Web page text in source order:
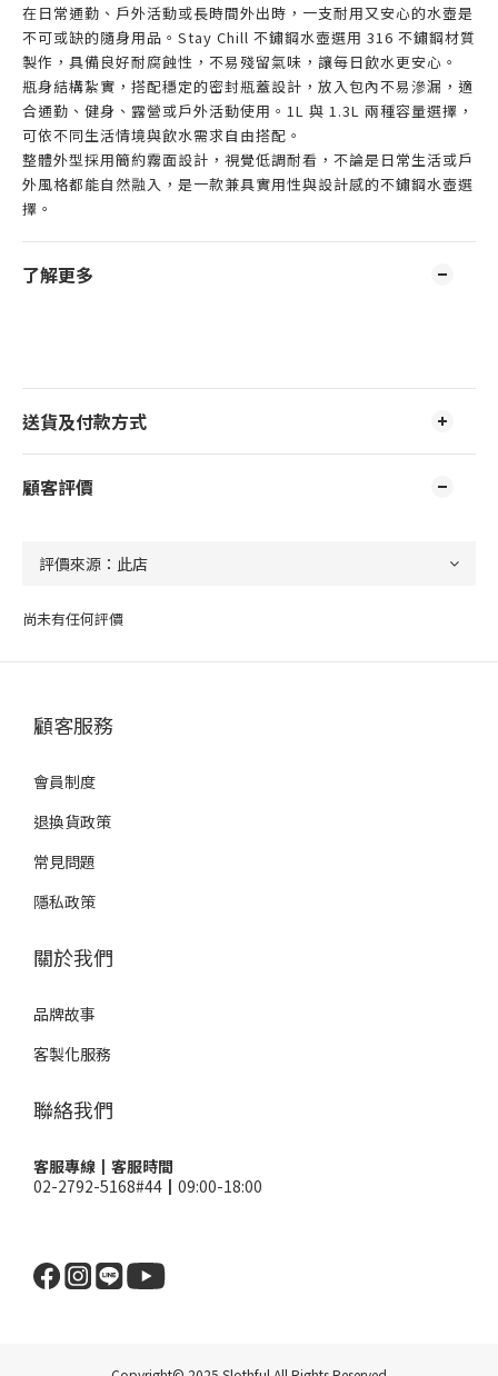
在日常通勤、戶外活動或長時間外出時，一支耐用又安心的水壺是
不可或缺的隨身用品。Stay Chill 不鏽鋼水壺選用 316 不鏽鋼材質
製作，具備良好耐腐蝕性，不易殘留氣味，讓每日飲水更安心。
瓶身結構紮實，搭配穩定的密封瓶蓋設計，放入包內不易滲漏，適
合通勤、健身、露營或戶外活動使用。1L 與 1.3L 兩種容量選擇，
可依不同生活情境與飲水需求自由搭配。
整體外型採用簡約霧面設計，視覺低調耐看，不論是日常生活或戶
外風格都能自然融入，是一款兼具實用性與設計感的不鏽鋼水壺選
擇。
了解更多
送貨及付款方式
顧客評價
尚未有任何評價
顧客服務
會員制度
退換貨政策
常見問題
隱私政策
關於我們
品牌故事
客製化服務
聯絡我們
客服專線┃客服時間
02-2792-5168#44┃09:00-18:00